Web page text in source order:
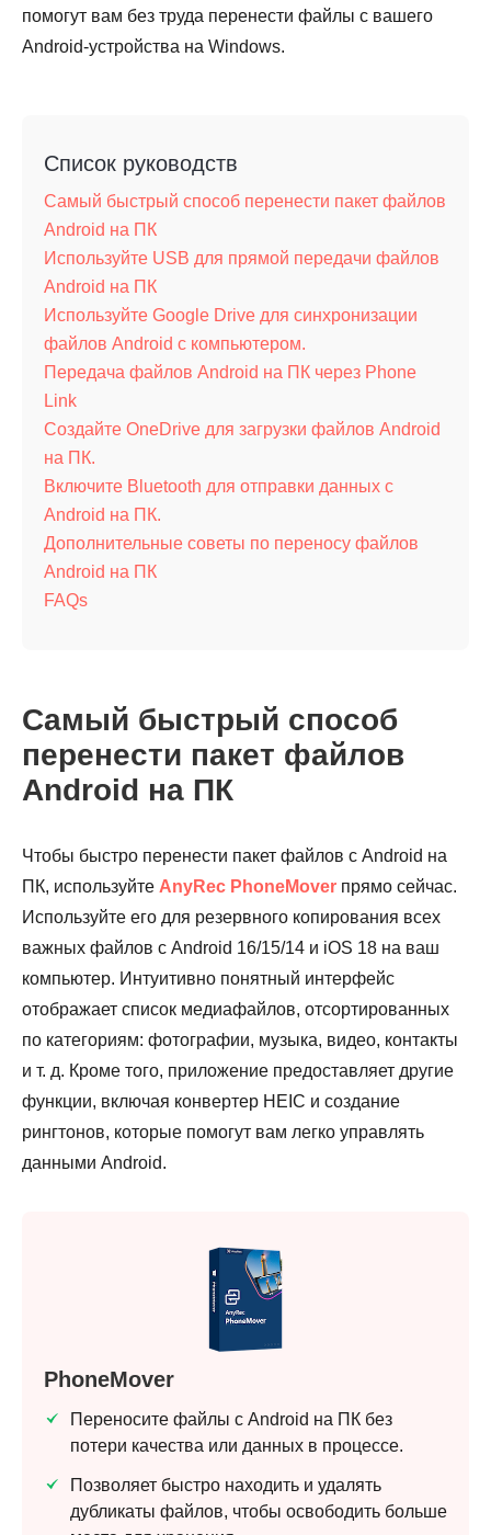
помогут вам без труда перенести файлы с вашего
Android-устройства на Windows.
Список руководств
Самый быстрый способ перенести пакет файлов
Android на ПК
Используйте USB для прямой передачи файлов
Android на ПК
Используйте Google Drive для синхронизации
файлов Android с компьютером.
Передача файлов Android на ПК через Phone
Link
Создайте OneDrive для загрузки файлов Android
на ПК.
Включите Bluetooth для отправки данных с
Android на ПК.
Дополнительные советы по переносу файлов
Android на ПК
FAQs
Самый быстрый способ
перенести пакет файлов
Android на ПК
Чтобы быстро перенести пакет файлов с Android на
ПК, используйте AnyRec PhoneMover прямо сейчас.
Используйте его для резервного копирования всех
важных файлов с Android 16/15/14 и iOS 18 на ваш
компьютер. Интуитивно понятный интерфейс
отображает список медиафайлов, отсортированных
по категориям: фотографии, музыка, видео, контакты
и т. д. Кроме того, приложение предоставляет другие
функции, включая конвертер HEIC и создание
рингтонов, которые помогут вам легко управлять
данными Android.
PhoneMover
Переносите файлы с Android на ПК без
потери качества или данных в процессе.
Позволяет быстро находить и удалять
дубликаты файлов, чтобы освободить больше